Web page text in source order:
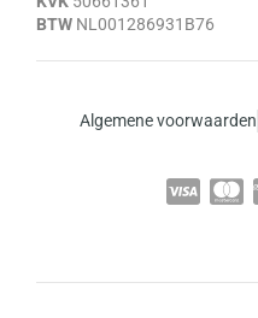
BTW NL001286931B76
Algemene voorwaarden